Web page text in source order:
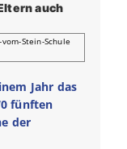
auch
Stein-Schule
Jahr das
fünften
der